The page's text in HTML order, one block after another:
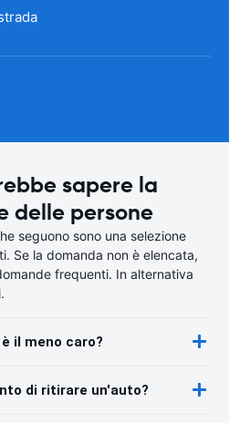
sapere la
delle persone
seguono sono una selezione
Se la domanda non è elencata,
frequenti. In alternativa
il meno caro?
di ritirare un'auto?